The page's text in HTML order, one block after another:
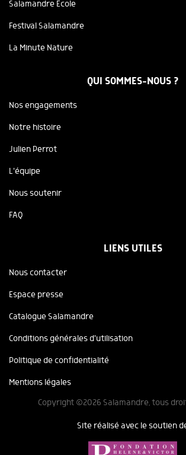
Salamandre Ecole
Festival Salamandre
La Minute Nature
QUI SOMMES-NOUS ?
Nos engagements
Notre histoire
Julien Perrot
L'équipe
Nous soutenir
FAQ
LIENS UTILES
Nous contacter
Espace presse
Catalogue Salamandre
Conditions générales d'utilisation
Politique de confidentialité
Mentions légales
Copyright ©2026 Salamandre, tous
Site réalisé avec le soutien